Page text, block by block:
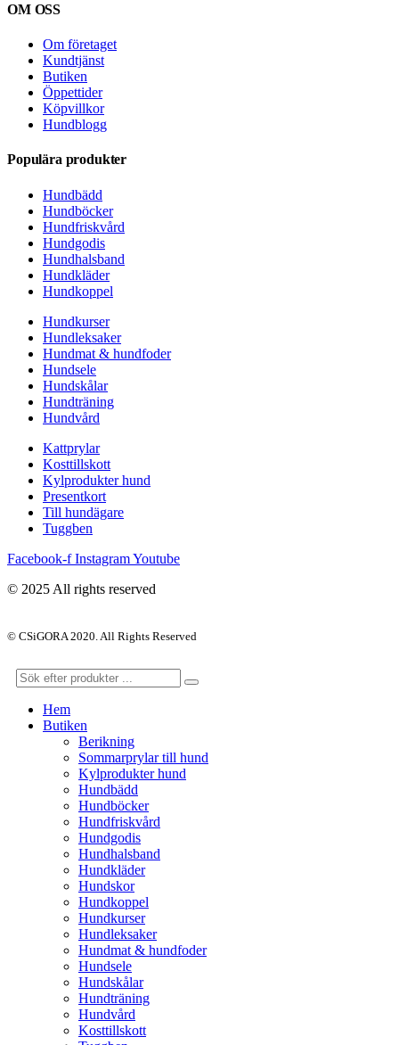
OM OSS
Om företaget
Kundtjänst
Butiken
Öppettider
Köpvillkor
Hundblogg
Populära produkter
Hundbädd
Hundböcker
Hundfriskvård
Hundgodis
Hundhalsband
Hundkläder
Hundkoppel
Hundkurser
Hundleksaker
Hundmat & hundfoder
Hundsele
Hundskålar
Hundträning
Hundvård
Kattprylar
Kosttillskott
Kylprodukter hund
Presentkort
Till hundägare
Tuggben
Facebook-f InstagramYoutube
© 2025 All rights reserved
© CSiGORA 2020. All Rights Reserved
Hem
Butiken
Berikning
Sommarprylar till hund
Kylprodukter hund
Hundbädd
Hundböcker
Hundfriskvård
Hundgodis
Hundhalsband
Hundkläder
Hundskor
Hundkoppel
Hundkurser
Hundleksaker
Hundmat & hundfoder
Hundsele
Hundskålar
Hundträning
Hundvård
Kosttillskott